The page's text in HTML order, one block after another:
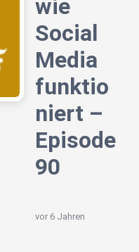
wie
Social
Media
funktio
niert –
Episode
90
vor 6 Jahren